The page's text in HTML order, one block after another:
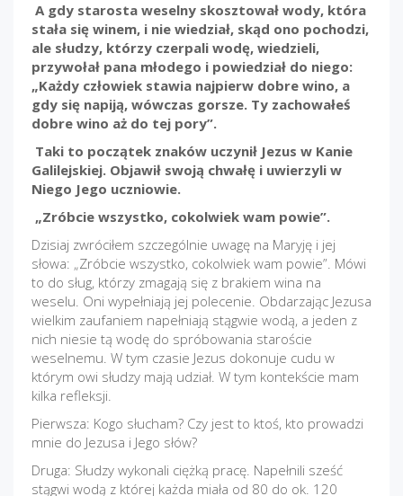
A gdy starosta weselny skosztował wody, która
stała się winem, i nie wiedział, skąd ono pochodzi,
ale słudzy, którzy czerpali wodę, wiedzieli,
przywołał pana młodego i powiedział do niego:
„Każdy człowiek stawia najpierw dobre wino, a
gdy się napiją, wówczas gorsze. Ty zachowałeś
dobre wino aż do tej pory”.
Taki to początek znaków uczynił Jezus w Kanie
Galilejskiej. Objawił swoją chwałę i uwierzyli w
Niego Jego uczniowie.
„Zróbcie wszystko, cokolwiek wam powie”.
Dzisiaj zwróciłem szczególnie uwagę na Maryję i jej
słowa: „Zróbcie wszystko, cokolwiek wam powie”. Mówi
to do sług, którzy zmagają się z brakiem wina na
weselu. Oni wypełniają jej polecenie. Obdarzając Jezusa
wielkim zaufaniem napełniają stągwie wodą, a jeden z
nich niesie tą wodę do spróbowania staroście
weselnemu. W tym czasie Jezus dokonuje cudu w
którym owi słudzy mają udział. W tym kontekście mam
kilka refleksji.
Pierwsza: Kogo słucham? Czy jest to ktoś, kto prowadzi
mnie do Jezusa i Jego słów?
Druga: Słudzy wykonali ciężką pracę. Napełnili sześć
stągwi wodą z której każda miała od 80 do ok. 120